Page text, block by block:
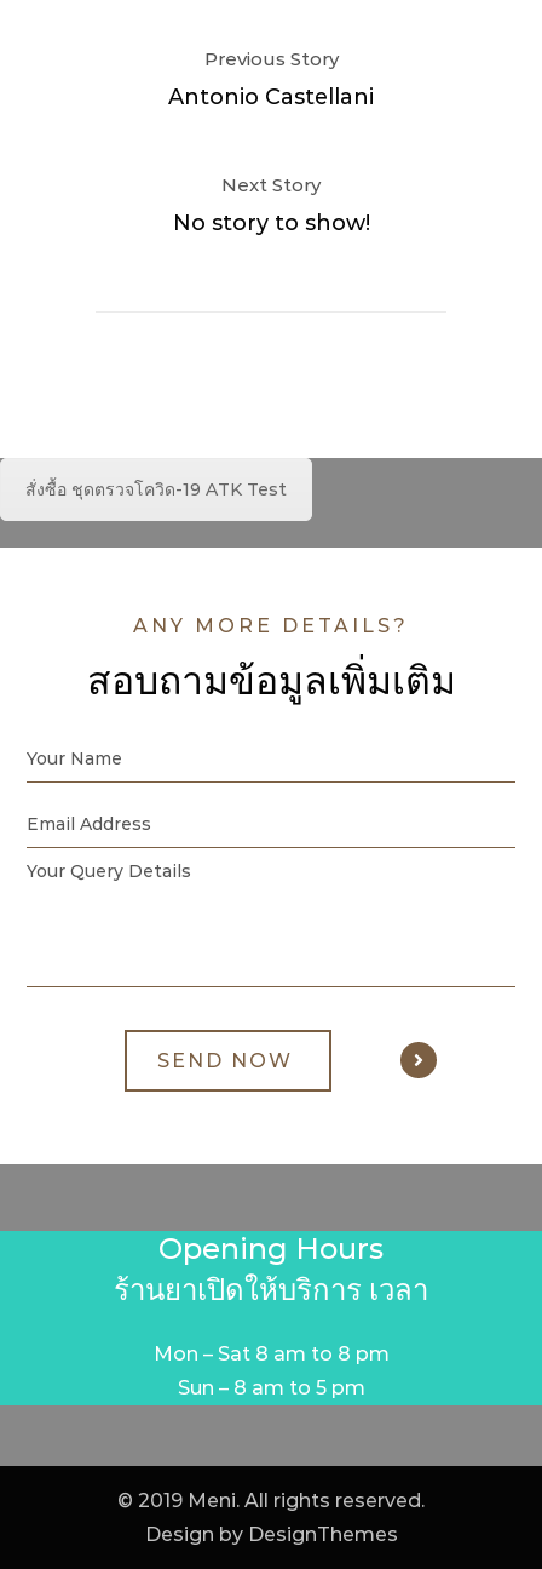
Previous Story
Antonio Castellani
Next Story
No story to show!
สั่งซื้อ ชุดตรวจโควิด-19 ATK Test
ANY MORE DETAILS?
สอบถามข้อมูลเพิ่มเติม
Opening Hours
ร้านยาเปิดให้บริการ เวลา
Mon – Sat 8 am to 8 pm
Sun – 8 am to 5 pm
© 2019 Meni. All rights reserved.
Design by DesignThemes